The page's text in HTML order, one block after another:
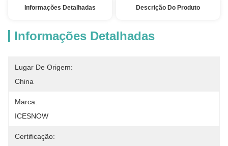
Informações Detalhadas Descrição Do Produto
Informações Detalhadas
Lugar De Origem:
China
Marca:
ICESNOW
Certificação: